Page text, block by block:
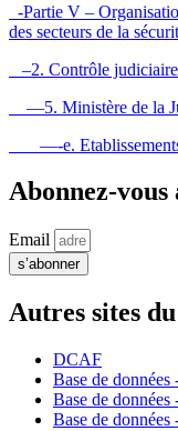
-Partie V –
des secteurs de la
–2. Contrôle judiciaire
—5. Ministère de la
—-e. Etablissements
Abonnez-
Email
s’abonner
Autres sites
DCAF
Base de
Base de données
Base de données